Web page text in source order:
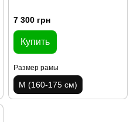
7 300 грн
Купить
Размер рамы
M (160-175 см)